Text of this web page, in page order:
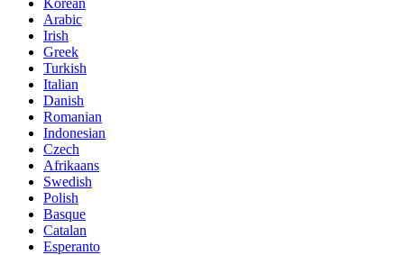
Arabic
Irish
Greek
Turkish
Italian
Danish
Romanian
Indonesian
Czech
Afrikaans
Swedish
Polish
Basque
Catalan
Esperanto